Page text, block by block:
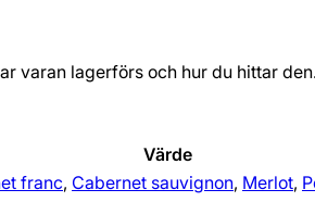
varan lagerförs och hur du hittar
Värde
franc, Cabernet sauvignon, Merlot,